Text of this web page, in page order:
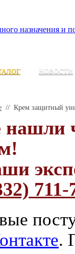
назначения и
НОВОСТИ
// Крем защитный
711-
.